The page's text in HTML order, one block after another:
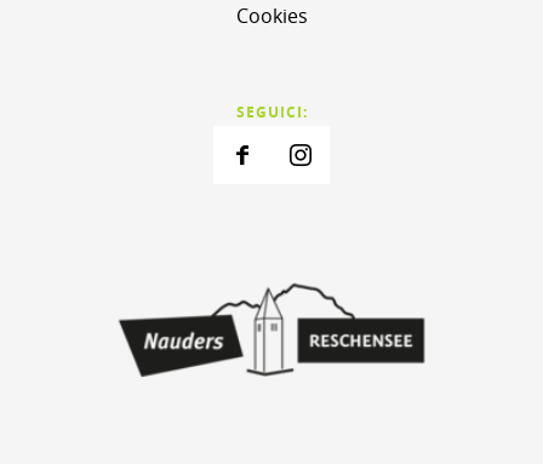
Cookies
SEGUICI: